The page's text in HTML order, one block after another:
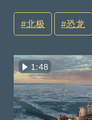
北极 恐龙
1:48